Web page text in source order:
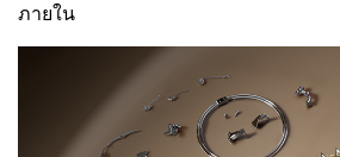
ภายใน